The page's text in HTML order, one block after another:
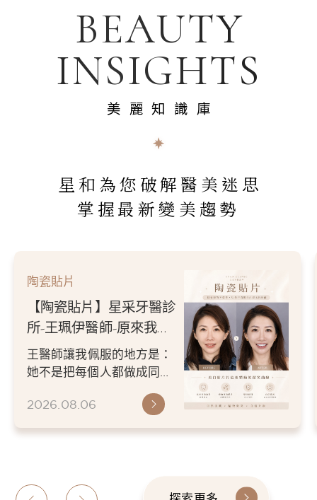
BEAUTY
INSIGHTS
美麗知識庫
星和為您破解醫美迷思
掌握最新變美趨勢
陶瓷貼片
【陶瓷貼片】星采牙醫診
所-王珮伊醫師-原來我的
不愛笑，只是不喜歡自己
原本的牙齒
王醫師讓我佩服的地方是：
她不是把每個人都做成同一
更適合自己的樣子。 現...
2026.08.06